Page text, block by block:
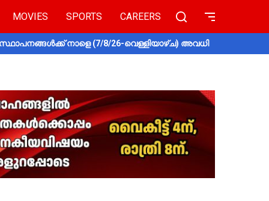
MOVIES SPORTS CAREERS
നാളെ (7/8/26-വെള്ളിയാഴ്ച) അവധി